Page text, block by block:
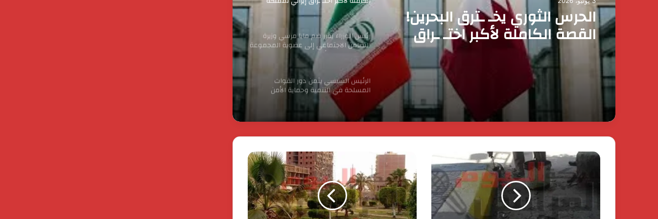
العالم الان
3 يونيو، 2026
الحرس الثوري يخـ ـترق البحرين!
القصة الكاملة لأكبر اختـ ـراق
إيراني لمملكة البحرين؟
رئيس الوزراء يقرر ضم مايا مرسي
وزيرة التضامن الاجتماعي إلى
عضوية المجموعة الوزارية لريادة
الأعمال
الوزارية لريادة الأعمال
الرئيس السيسي يثمن دور القوات
المسلحة في التنمية وحماية الأمن
القومي
الدكتور محسن السيد.. نموذج للإدارة
الناجحة والانضباط المهنى بأوقاف الفيوم
انطلاق شركة « ZEE Properties» بالسوق
العقاري المصري بمحفظة مشروعات
افتتاح المبنى الرئيسي لمستشفى الناس
باسم الراحل خميس عصفور
ستيلانتس تكشف عن خطتها الاستراتيجية